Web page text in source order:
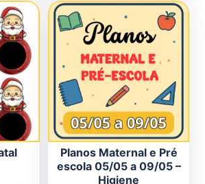
Planos Maternal e Pré
escola 05/05 a 09/05 –
Higiene